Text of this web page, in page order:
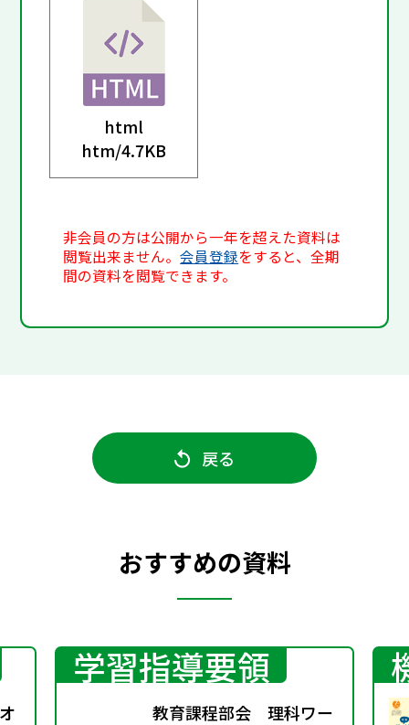
html
htm/4.7KB
非会員の方は公開から一年を超えた資料は
閲覧出来ません。会員登録をすると、全期
間の資料を閲覧できます。
戻る
おすすめの資料
学習指導要領
教育課程部会 理科ワー